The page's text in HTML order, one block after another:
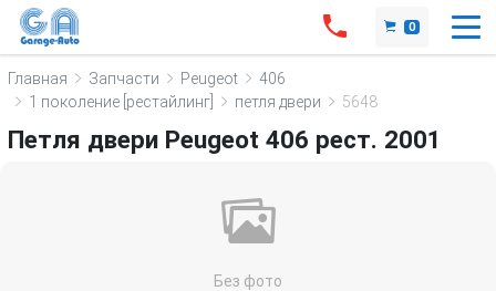
0
Главная Запчасти Peugeot
406
1 поколение [рестайлинг]
петля двери 5648
Петля двери Peugeot 406 рест. 2001
Без фото